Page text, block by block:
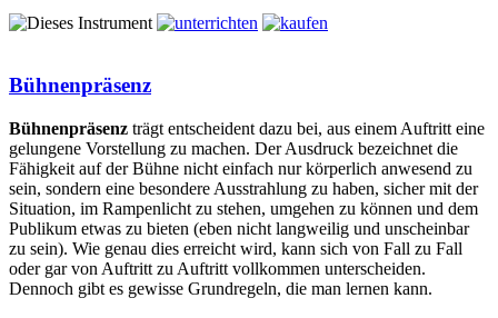
Bühnenpräsenz
Bühnenpräsenz trägt entscheident dazu bei, aus einem Auftritt eine
gelungene Vorstellung zu machen. Der Ausdruck bezeichnet die
Fähigkeit auf der Bühne nicht einfach nur körperlich anwesend zu
sein, sondern eine besondere Ausstrahlung zu haben, sicher mit der
Situation, im Rampenlicht zu stehen, umgehen zu können und dem
Publikum etwas zu bieten (eben nicht langweilig und unscheinbar
zu sein). Wie genau dies erreicht wird, kann sich von Fall zu Fall
oder gar von Auftritt zu Auftritt vollkommen unterscheiden.
Dennoch gibt es gewisse Grundregeln, die man lernen kann.